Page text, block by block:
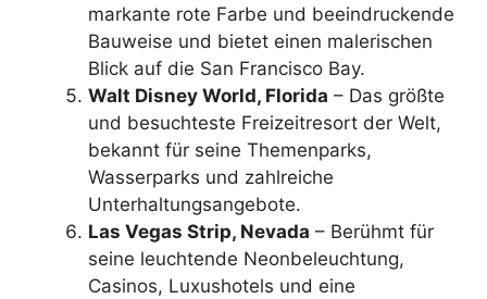
markante rote Farbe und beeindruckende
Bauweise und bietet einen malerischen
Blick auf die San Francisco Bay.
Walt Disney World, Florida – Das größte
und besuchteste Freizeitresort der Welt,
bekannt für seine Themenparks,
Wasserparks und zahlreiche
Unterhaltungsangebote.
Las Vegas Strip, Nevada – Berühmt für
seine leuchtende Neonbeleuchtung,
Casinos, Luxushotels und eine